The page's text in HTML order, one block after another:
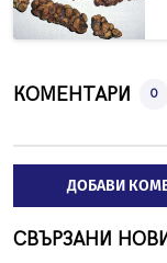
КОМЕНТАРИ 0
ДОБАВИ
СВЪРЗАНИ